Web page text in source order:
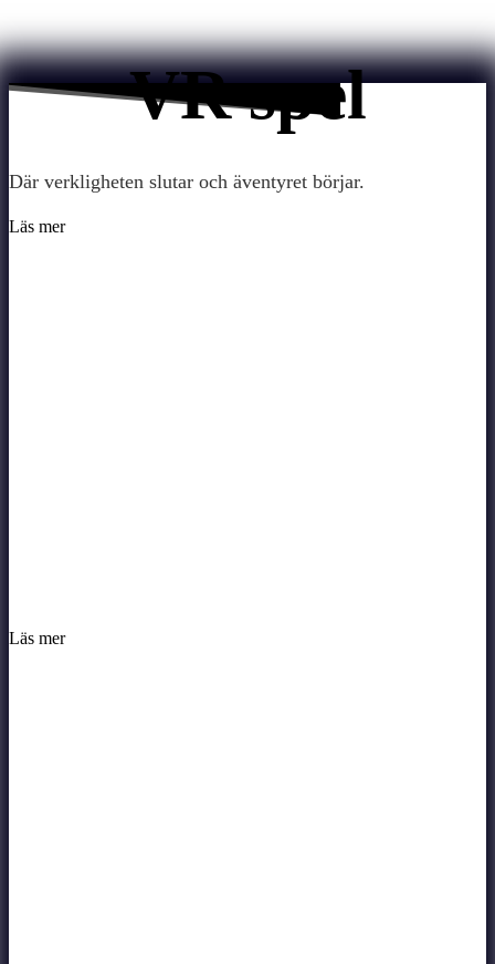
VR spel
Där verkligheten slutar och äventyret börjar.
Läs mer
Läs mer